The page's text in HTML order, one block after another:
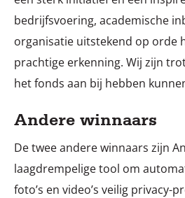
bedrijfsvoering, academische
organisatie uitstekend op orde
prachtige erkenning. Wij zijn
het fonds aan bij hebben
Andere winnaars
De twee andere winnaars zijn
laagdrempelige tool om
foto’s en video’s veilig privacy-